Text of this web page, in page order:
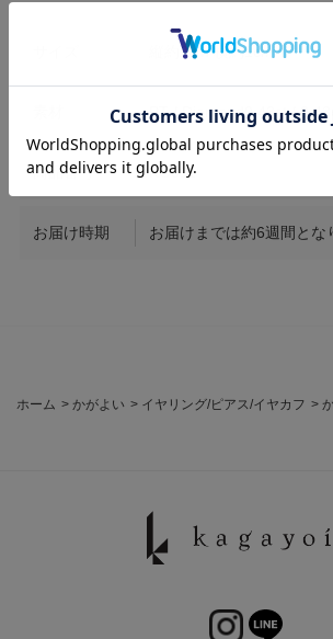
縦約2cm 横約1cm
PT / Diamond0.43ct /
商品番号 KG011
お届け時期 お届けまでは約6週間とな
ホーム > かがよい > イヤリング/ピアス/イヤカフ >